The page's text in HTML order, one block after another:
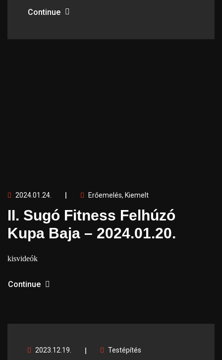
Continue
2024.01.24. Erőemelés, Kiemelt
II. Sugó Fitness Felhúzó
Kupa Baja – 2024.01.20.
kisvideók
Continue
2023.12.19. Testépítés